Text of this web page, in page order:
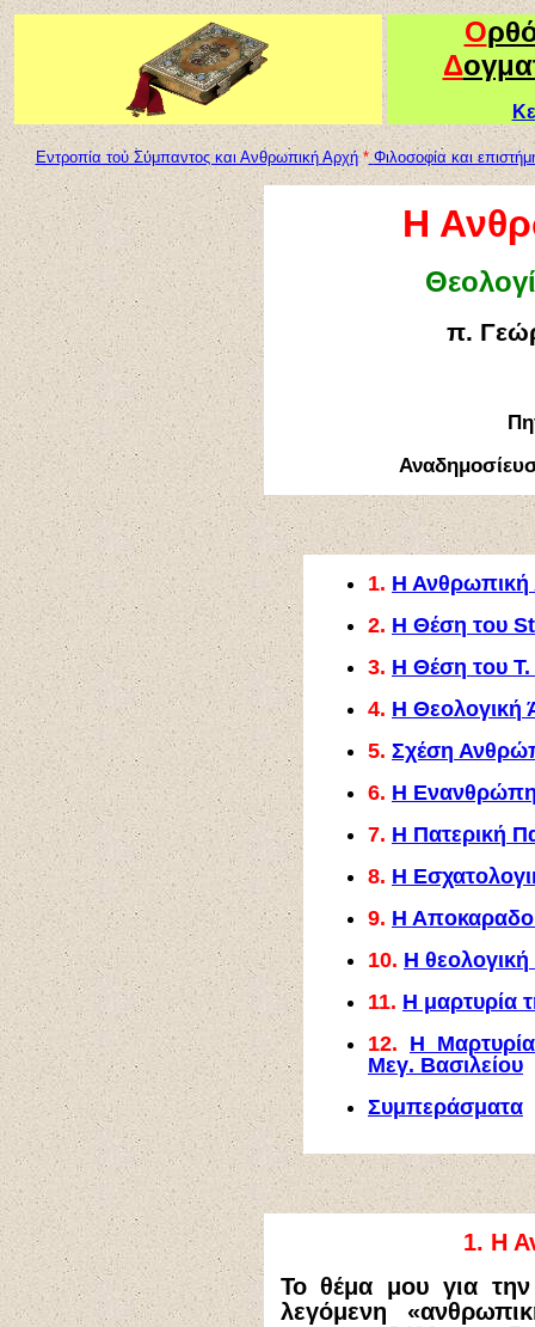
Ο
Δ
Εντροπία τού Σύμπαντος και Ανθρωπική Αρχή * Φιλοσοφία και
Η
π.
1. Η Ανθρωπική
2. Η Θέση του
3. Η Θέση του
4. Η
5. Σχέση
6. Η
7. Η Πατερική
8. Η
9. Η
10. Η
11. Η μαρτυρία
12. Η
Μεγ. Βασιλείου
Συμπεράσματα
1. Η
Το θέμα μου για την
λεγόμενη